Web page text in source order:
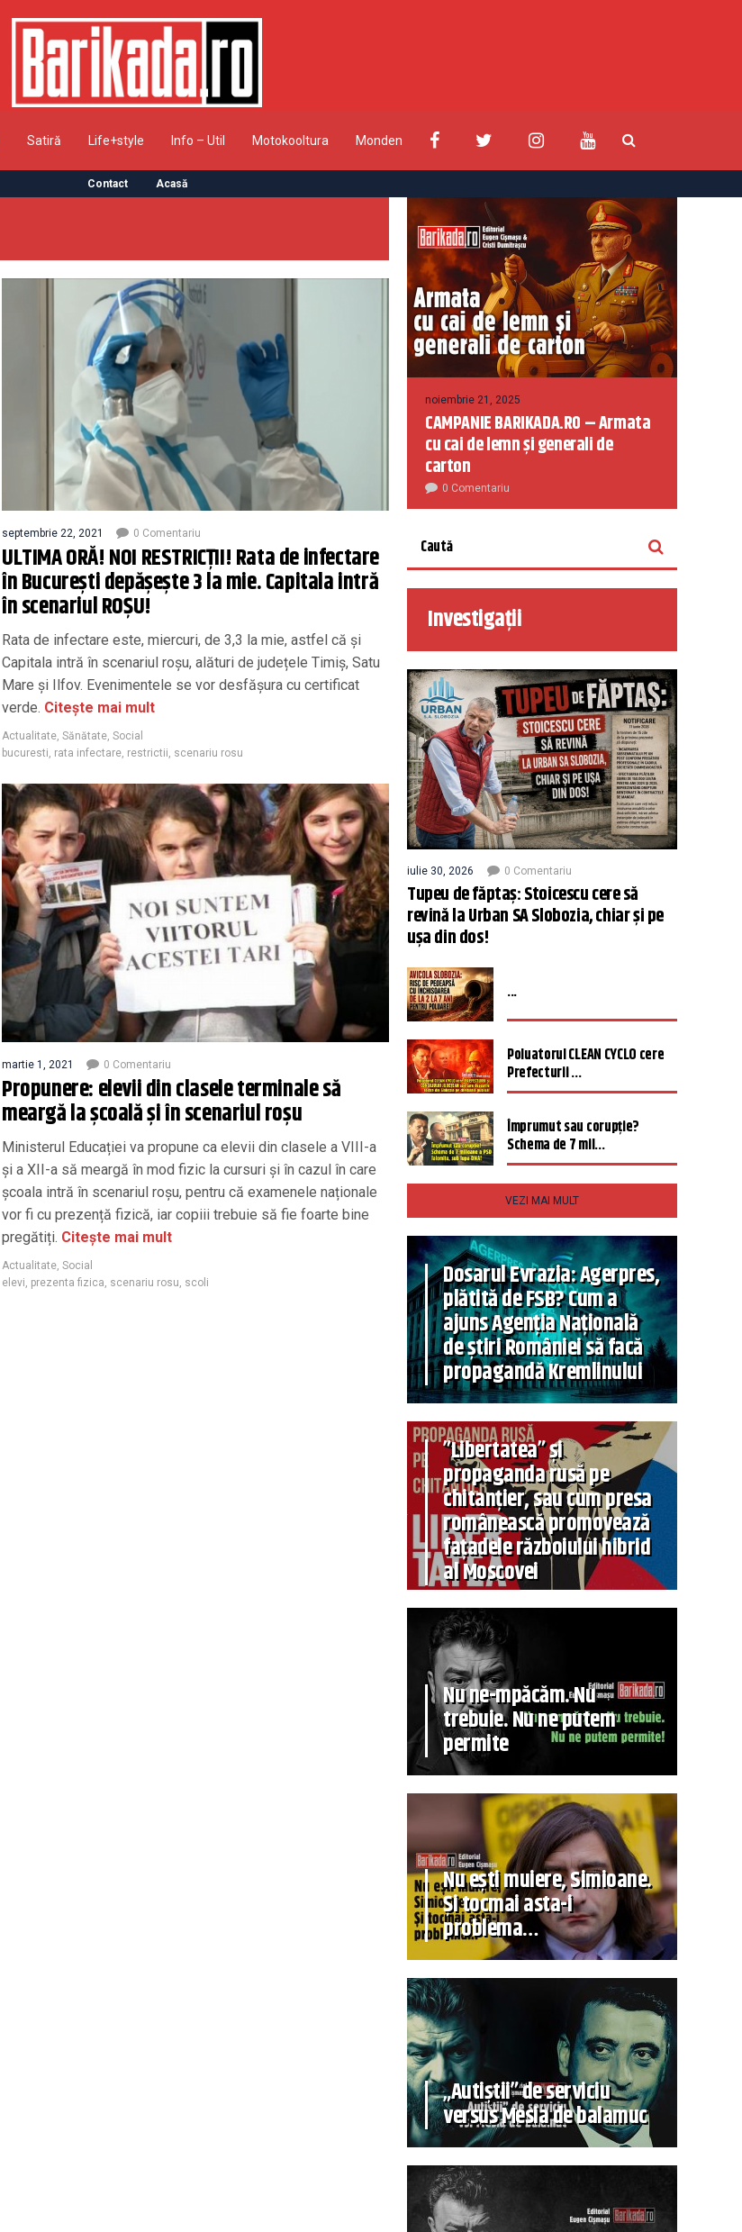
Satiră Life+style Info – Util Motokooltura Monden
Contact Acasă
septembrie 22, 2021 0 Comentariu
ULTIMA ORĂ! NOI RESTRICȚII! Rata de infectare
în București depășește 3 la mie. Capitala intră
în scenariul ROȘU!
Rata de infectare este, miercuri, de 3,3 la mie, astfel că și
Capitala intră în scenariul roșu, alături de județele Timiș, Satu
Mare și Ilfov. Evenimentele se vor desfășura cu certificat
verde. Citește mai mult
Actualitate, Sănătate, Social
bucuresti, rata infectare, restrictii, scenariu rosu
martie 1, 2021 0 Comentariu
Propunere: elevii din clasele terminale să
meargă la școală și în scenariul roșu
Ministerul Educației va propune ca elevii din clasele a VIII-a
și a XII-a să meargă în mod fizic la cursuri și în cazul în care
școala intră în scenariul roșu, pentru că examenele naționale
vor fi cu prezență fizică, iar copiii trebuie să fie foarte bine
pregătiți. Citește mai mult
Actualitate Social
elevi prezenta fizica scenariu rosu scoli
noiembrie 21, 2025
CAMPANIE BARIKADA.RO – Armata
cu cai de lemn și generali de
carton
0 Comentariu
Investigații
iulie 30, 2026 0 Comentariu
Tupeu de făptaș: Stoicescu cere să
revină la Urban SA Slobozia, chiar și pe
ușa din dos!
...
Poluatorul CLEAN CYCLO cere
Prefecturii ...
Împrumut sau corupție?
Schema de 7 mil...
VEZI MAI MULT
Dosarul Evrazia: Agerpres,
plătită de FSB? Cum a
ajuns Agenția Națională
de știri României să facă
propagandă Kremlinului
”Libertatea” și
propaganda rusă pe
chitanțier, sau cum presa
românească promovează
fațadele războiului hibrid
al Moscovei
Nu ne-mpăcăm. Nu
trebuie. Nu ne putem
permite
Nu ești muiere, Simioane.
Și tocmai asta-i
problema…
„Autiștii” de serviciu
versus Mesia de balamuc